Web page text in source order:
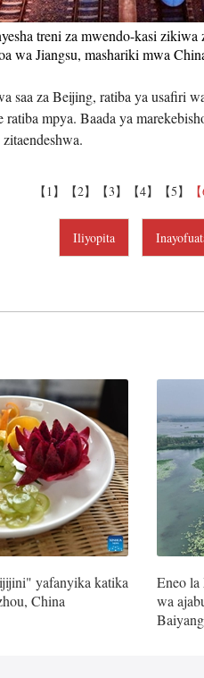
treni za mwendo-kasi
wa Jiangsu, mashariki mwa
saa za Beijing, ratiba ya usafiri
mpya. Baada ya
【1】 【2】 【3】 【4】 【5】
Iliyopita
yafanyika katika
China
Eneo
wa